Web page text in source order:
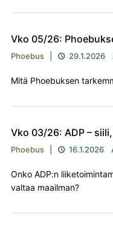
Vko 05/26:
Phoebus 29.1.2026
Mitä Phoebuksen
Vko 03/26: ADP –
Phoebus 16.1.2026
Onko ADP:n
valtaa maailman?